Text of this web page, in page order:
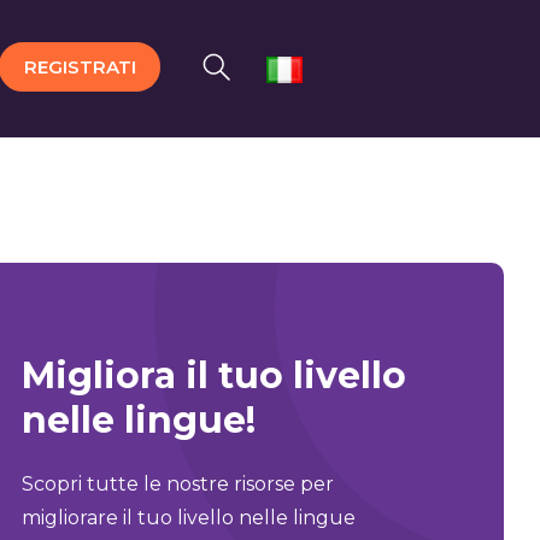
REGISTRATI
Migliora il tuo livello
nelle lingue!
Scopri tutte le nostre risorse per
migliorare il tuo livello nelle lingue